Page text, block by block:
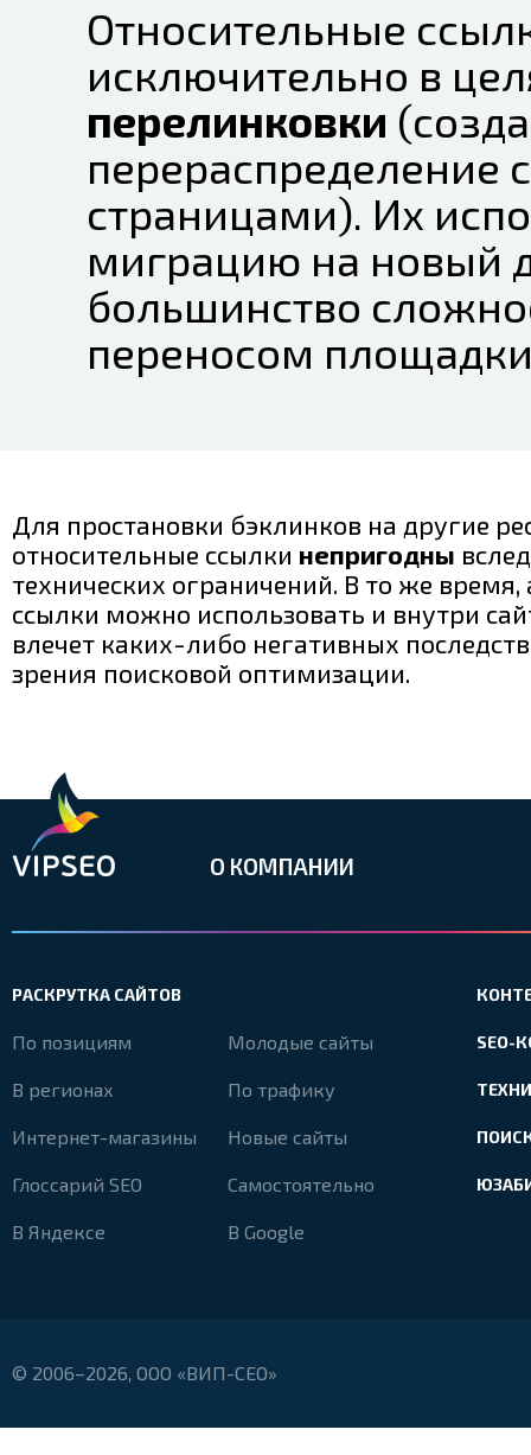
Относительные
исключительно в
перелинковки
перераспределение
страницами). Их
миграцию на новый
большинство
переносом
Для простановки бэклинков на другие
относительные ссылки непригодны
технических ограничений. В то же
ссылки можно использовать и внутри
влечет каких-либо негативных
зрения поисковой оптимизации.
О КОМПАНИИ
РАСКРУТКА САЙТОВ
По позициям Молодые сайты
В регионах По трафику
Интернет-магазины Новые сайты
Глоссарий SEO Самостоятельно
В Яндексе В Google
SEO-
© 2006–2026, ООО «ВИП-СЕО»